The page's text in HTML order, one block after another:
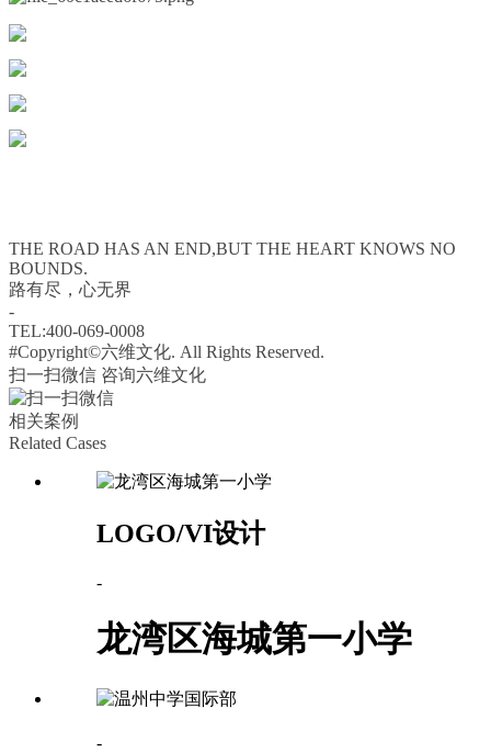
THE ROAD HAS AN END,BUT THE HEART KNOWS NO
BOUNDS.
路有尽，心无界
-
TEL:400-069-0008
#Copyright©六维文化. All Rights Reserved.
扫一扫微信 咨询六维文化
相关案例
Related Cases
LOGO/VI设计
-
龙湾区海城第一小学
-